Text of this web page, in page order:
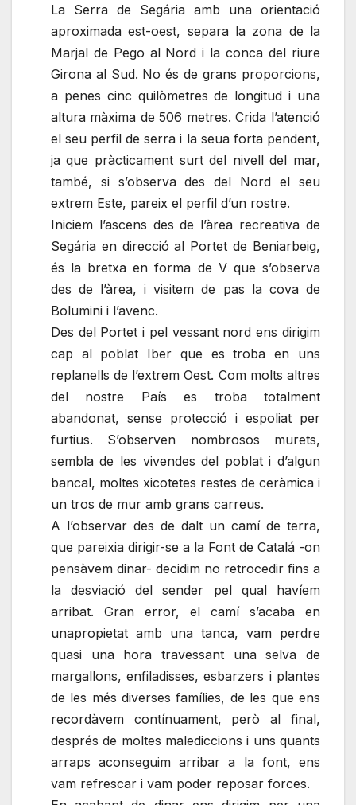
La Serra de Segária amb una orientació
aproximada est-oest, separa la zona de la
Marjal de Pego al Nord i la conca del riure
Girona al Sud. No és de grans proporcions,
a penes cinc quilòmetres de longitud i una
altura màxima de 506 metres. Crida l’atenció
el seu perfil de serra i la seua forta pendent,
ja que pràcticament surt del nivell del mar,
també, si s’observa des del Nord el seu
extrem Este, pareix el perfil d’un rostre.
Iniciem l’ascens des de l’àrea recreativa de
Segária en direcció al Portet de Beniarbeig,
és la bretxa en forma de V que s’observa
des de l’àrea, i visitem de pas la cova de
Bolumini i l’avenc.
Des del Portet i pel vessant nord ens dirigim
cap al poblat Iber que es troba en uns
replanells de l’extrem Oest. Com molts altres
del nostre País es troba totalment
abandonat, sense protecció i espoliat per
furtius. S’observen nombrosos murets,
sembla de les vivendes del poblat i d’algun
bancal, moltes xicotetes restes de ceràmica i
un tros de mur amb grans carreus.
A l’observar des de dalt un camí de terra,
que pareixia dirigir-se a la Font de Catalá -on
pensàvem dinar- decidim no retrocedirfins a
la desviació del sender pel qual havíem
arribat. Gran error, elcamí s’acabaen
unapropietat amb unatanca, vam perdre
quasi una hora travessant una selva de
margallons, enfiladisses, esbarzers i plantes
de les més diverses famílies, de les que ens
recordàvem contínuament, però al final,
després de moltes malediccions i uns quants
arraps aconseguim arribar a la font, ens
vam refrescar i vam poder reposar forces.